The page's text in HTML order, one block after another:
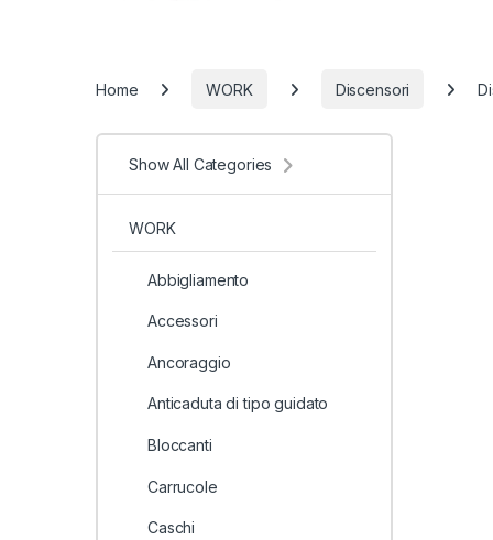
Home WORK Discensori
Show All Categories
WORK
Abbigliamento
Accessori
Ancoraggio
Anticaduta di tipo guidato
Bloccanti
Carrucole
Caschi